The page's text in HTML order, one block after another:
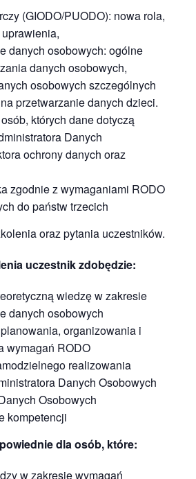
(GIODO/PUODO): nowa rola,
danych osobowych: ogólne
danych osobowych,
osobowych szczególnych
przetwarzanie danych dzieci.
których dane dotyczą
Danych
ochrony danych oraz
zgodnie z wymaganiami RODO
do państw trzecich
oraz pytania uczestników.
uczestnik zdobędzie:
wiedzę w zakresie
danych osobowych
organizowania i
wymagań RODO
realizowania
Danych Osobowych
Osobowych
kompetencji
dla osób, które:
w zakresie wymagań